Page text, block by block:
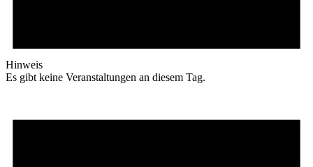
Hinweis
Es gibt keine Veranstaltungen an diesem Tag.